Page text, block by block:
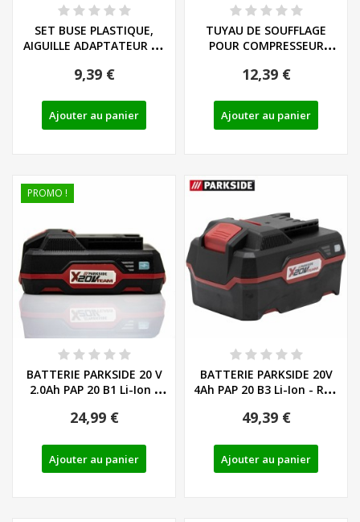
SET BUSE PLASTIQUE,
AIGUILLE ADAPTATEUR DE
9,39 €
Ajouter au panier
TUYAU DE SOUFFLAGE
POUR COMPRESSEUR
12,39 €
Ajouter au panier
PROMO !
BATTERIE PARKSIDE 20 V
2.0Ah PAP 20 B1 Li-Ion -
24,99 €
Ajouter au panier
BATTERIE PARKSIDE 20V
4Ah PAP 20 B3 Li-Ion - REF:
49,39 €
Ajouter au panier